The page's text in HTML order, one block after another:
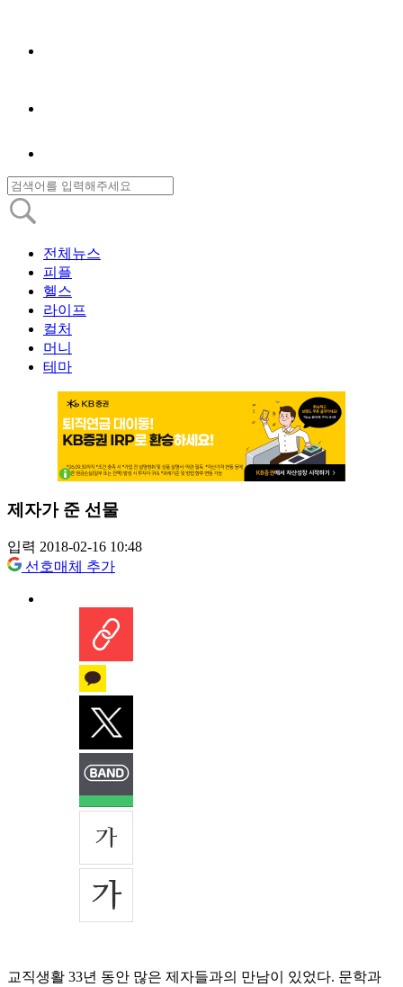
전체뉴스
피플
헬스
라이프
컬처
머니
테마
제자가 준 선물
입력 2018-02-16 10:48
선호매체 추가
교직생활 33년 동안 많은 제자들과의 만남이 있었다. 문학과